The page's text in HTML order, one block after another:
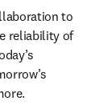
to
reliability of